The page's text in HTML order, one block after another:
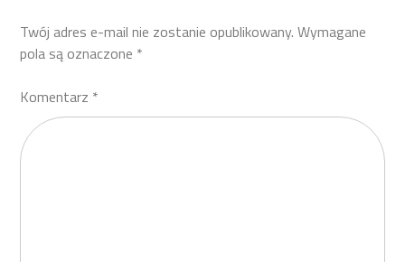
Twój adres e-mail nie zostanie opublikowany. Wymagane
pola są oznaczone *
Komentarz *